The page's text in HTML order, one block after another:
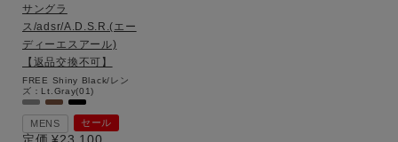
サングラ
ス/adsr/A.D.S.R.(エー
ディーエスアール)
【返品交換不可】
FREE Shiny Black/レン
ズ：Lt.Gray(01)
MENS セール
定価 ¥23,100